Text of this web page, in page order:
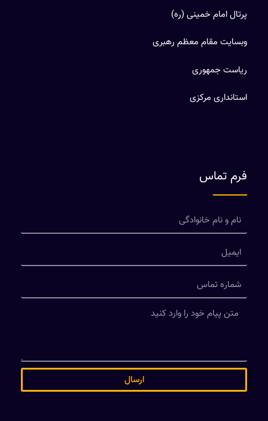
پرتال امام خمینی (ره)
وبسایت مقام معظم رهبری
ریاست جمهوری
استانداری مرکزی
فرم تماس
ارسال